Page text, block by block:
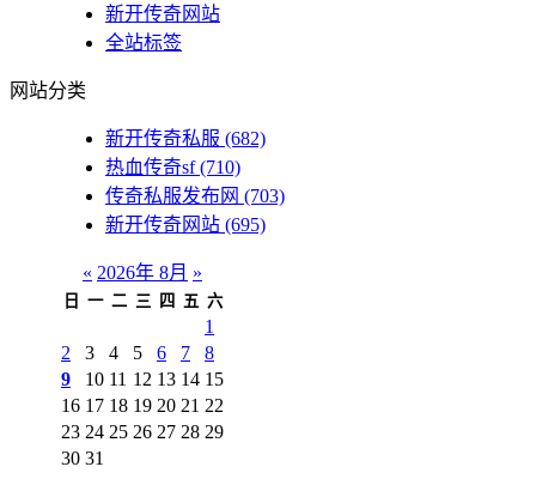
新开传奇网站
全站标签
网站分类
新开传奇私服 (682)
热血传奇sf(710)
传奇私服发布网 (703)
新开传奇网站 (695)
« 2026年 8月 »
日 一 二 三 四 五 六
1
2
3 4 5 6 7
8
9
10 11 12 13 14 15
16 17 18 19 20 21 22
23 24 25 26 27 28 29
30 31